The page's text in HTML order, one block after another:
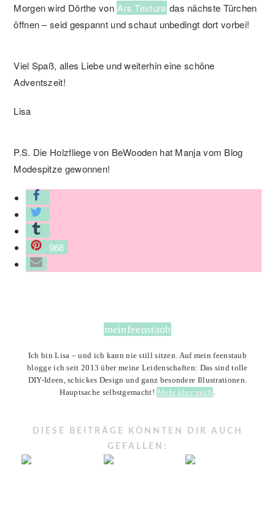
Morgen wird Dörthe von Ars Textura das nächste Türchen
öffnen – seid gespannt und schaut unbedingt dort vorbei!
Viel Spaß, alles Liebe und weiterhin eine schöne
Adventszeit!
Lisa
P.S. Die Holzfliege von BeWooden hat Manja vom Blog
Modespitze gewonnen!
968
meinfeenstaub
Ich bin Lisa – und ich kann nie still sitzen. Auf mein feenstaub
blogge ich seit 2013 über meine Leidenschaften: Das sind tolle
DIY-Ideen, schickes Design und ganz besondere Illustrationen.
Hauptsache selbstgemacht! Mehr über mich .
DIESE BEITRÄGE KÖNNTEN DIR AUCH
GEFALLEN: